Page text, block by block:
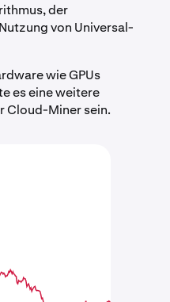
der
von Universal-
wie GPUs
es eine weitere
Cloud-Miner sein.